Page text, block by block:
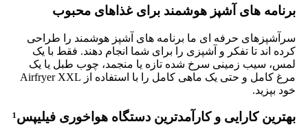
برنامه های آشپز هوشمند برای غذاهای محبوب
سرآشپزهای حرفه ای ما برنامه های آشپز هوشمند را طراحی
کرده اند تا تفکر و آشپزی را برای شما انجام دهند. فقط با یک
لمس، سیب زمینی سرخ شده تازه یا منجمد، چوب طبل یا یک
مرغ کامل و حتی یک ماهی کامل را با استفاده از Airfryer XXL
خود بپزید.
بهترین کارایی و کارآمدترین دستگاه هواخوری فیلیپس¹